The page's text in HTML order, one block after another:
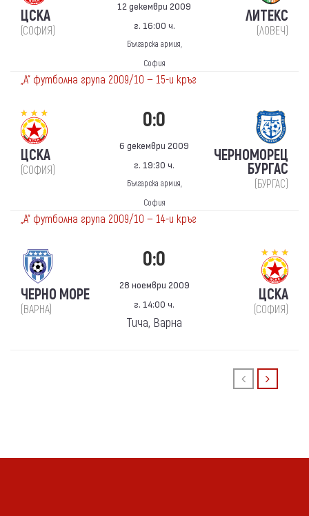
ЦСКА
(СОФИЯ)
12 декември 2009
г. 16:00 ч.
Българска армия,
София
ЛИТЕКС
(ЛОВЕЧ)
„А“ футболна група 2009/10 — 15-и кръг
ЦСКА
(СОФИЯ)
0:0
6 декември 2009
г. 19:30 ч.
Българска армия,
София
ЧЕРНОМОРЕЦ
БУРГАС
(БУРГАС)
„А“ футболна група 2009/10 — 14-и кръг
ЧЕРНО МОРЕ
(ВАРНА)
0:0
28 ноември 2009
г. 14:00 ч.
Тича, Варна
ЦСКА
(СОФИЯ)